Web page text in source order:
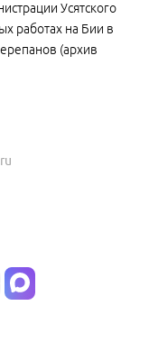
Усятского
работах на Бии в
(архив